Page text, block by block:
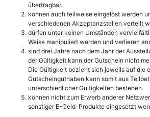
übertragbar.
können auch teilweise eingelöst werden
verschiedenen Akzeptanzstellen verteilt
dürfen unter keinen Umständen
Weise manipuliert werden und verlieren
sind drei Jahre nach dem Jahr der
der Gültigkeit kann der Gutschein nicht
Die Gültigkeit bezieht sich jeweils auf die
Gutscheinguthaben kann somit aus
unterschiedlicher Gültigkeiten bestehen.
können nicht zum Erwerb anderer
sonstiger E-Geld-Produkte eingesetzt